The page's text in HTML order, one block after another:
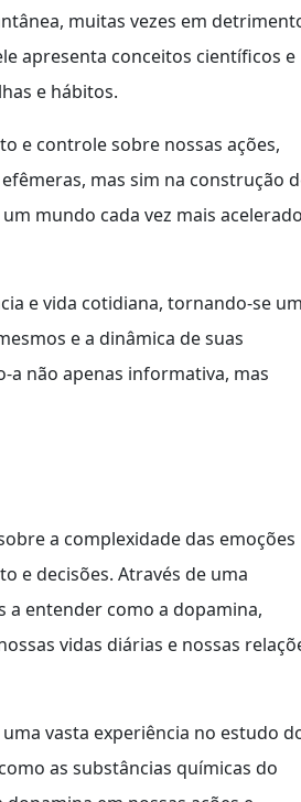
muitas vezes em
apresenta conceitos científicos e
e hábitos.
e controle sobre nossas ações,
mas sim na construção
mundo cada vez mais
e vida cotidiana, tornando-se
e a dinâmica de suas
a não apenas informativa, mas
a complexidade das emoções
e decisões. Através de uma
a entender como a dopamina,
vidas diárias e nossas
vasta experiência no estudo
as substâncias químicas do